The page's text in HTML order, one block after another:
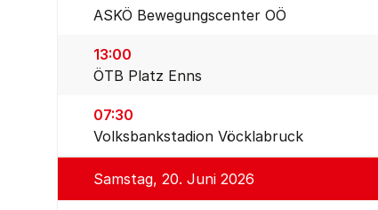
ASKÖ Bewegungscenter OÖ
13:00
ÖTB Platz Enns
07:30
Volksbankstadion Vöcklabruck
Samstag, 20. Juni 2026